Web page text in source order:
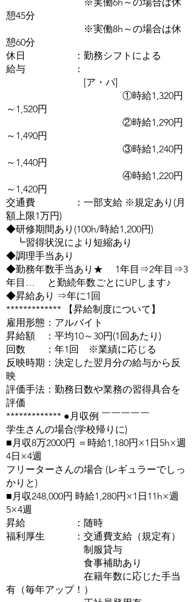
憩45分
※実働8h～の場合は休
憩60分
休日 ：勤務シフトによる
給与 ：
[ア・パ]
①時給1,320円
～1,520円
②時給1,290円
～1,490円
③時給1,240円
～1,440円
④時給1,220円
～1,420円
交通費 ：一部支給 ※規定あり(月
額上限1万円)
◆研修期間あり(100h/時給1,200円)
┗習得状況により短縮あり
◆調理手当あり
◆勤務年数手当あり★ 1年目⇒2年目⇒3
年目… と勤続年数ごとにUPします♪
◆昇給あり ⇒年に1回
************* 【昇給制度について】
雇用形態：アルバイト
昇給額 ：平均10～30円(1回あたり)
回数 ：年1回 ※業績に応じる
反映時期：決定した翌月分の給与から反
映
評価手法：勤務日数や業務の習得具合を
評価
************* ●月収例 ￣￣￣￣￣
学生さんの場合(学校帰りに)
■月収8万2000円 ＝時給1,180円×1日5h×週
4日×4週
フリーターさんの場合 (レギュラーでしっ
かりと)
​■月収248,000円 時給1,280円×1日11h×週
5×4週
昇給 ：随時
​福利厚生 ：交通費支給（規定有）
制服貸与
食事補助あり
在籍年数に応じた手当
有（毎年アップ！）